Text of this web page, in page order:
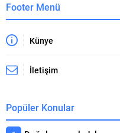
Footer Menü
Künye
İletişim
Popüler Konular